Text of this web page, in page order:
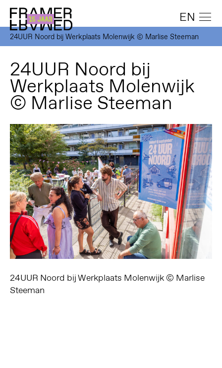
EN
24UUR Noord bij Werkplaats Molenwijk © Marlise Steeman
24UUR Noord bij
Werkplaats Molenwijk
© Marlise Steeman
24UUR Noord bij Werkplaats Molenwijk © Marlise
Steeman